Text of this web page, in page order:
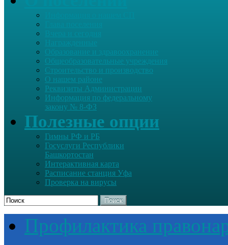
Награжденные
Образование и здравоохранение
Общеобразовательные учреждения
Строительство и производство
О нашем районе
Реквизиты Администрации
Информация по федеральному
закону № 8-ФЗ
Полезные опции
Гимны РФ и РБ
Госуслуги Республики
Башкортостан
Интерактивная карта
Расписание станция Уфа
Проверка на вирусы
Поиск
Профилактика